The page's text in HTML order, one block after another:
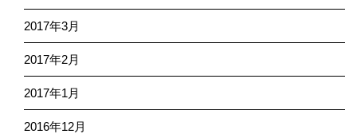
2017年3月
2017年2月
2017年1月
2016年12月